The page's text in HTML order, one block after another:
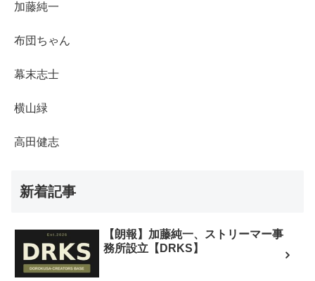
加藤純一
布団ちゃん
幕末志士
横山緑
高田健志
新着記事
【朗報】加藤純一、ストリーマー事
務所設立【DRKS】